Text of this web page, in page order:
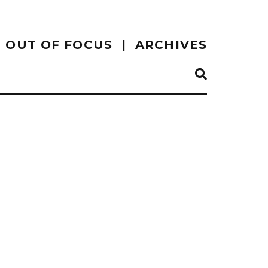
OUT OF FOCUS ARCHIVES